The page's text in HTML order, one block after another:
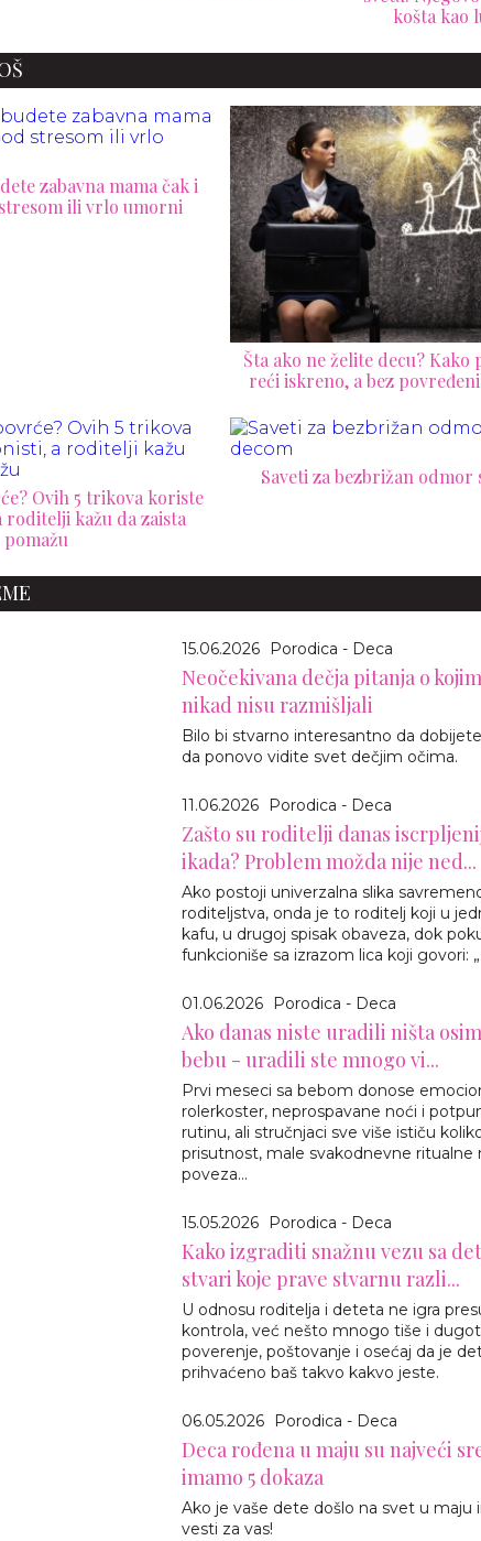
zabavna mama čak i
ili vrlo umorni
Šta ako ne želite decu?
reći iskreno, a bez
Ovih 5 trikova koriste
kažu da zaista
pomažu
Saveti za bezbrižan odmor
15.06.2026 Porodica - Deca
Neočekivana dečja pitanja o
nikad nisu razmišljali
Bilo bi stvarno interesantno da
da ponovo vidite svet dečjim očima.
11.06.2026 Porodica - Deca
Zašto su roditelji danas
ikada? Problem možda nije ned...
Ako postoji univerzalna slika
roditeljstva, onda je to roditelj koji u
kafu, u drugoj spisak obaveza, dok
funkcioniše sa izrazom lica koji govori:
01.06.2026 Porodica - Deca
Ako danas niste uradili ništa
bebu - uradili ste mnogo vi...
Prvi meseci sa bebom donose
rolerkoster, neprospavane noći i
rutinu, ali stručnjaci sve više ističu
prisutnost, male svakodnevne ritualne
poveza...
15.05.2026 Porodica - Deca
Kako izgraditi snažnu vezu sa
stvari koje prave stvarnu razli...
U odnosu roditelja i deteta ne igra
kontrola, već nešto mnogo tiše i
poverenje, poštovanje i osećaj da je
prihvaćeno baš takvo kakvo jeste.
06.05.2026 Porodica - Deca
Deca rođena u maju su najveći
imamo 5 dokaza
Ako je vaše dete došlo na svet u maju
vesti za vas!